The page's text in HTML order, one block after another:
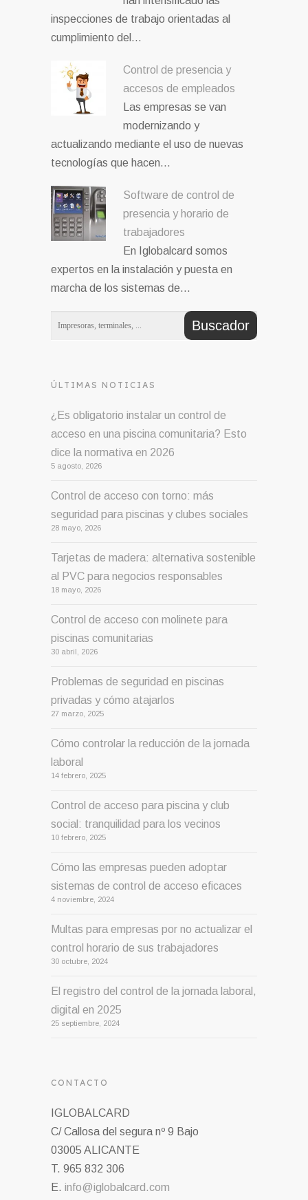
inspecciones de trabajo orientadas al
cumplimiento del…
Control de presencia y
accesos de empleados
Las empresas se van
modernizando y
actualizando mediante el uso de nuevas
tecnologías que hacen…
Software de control de
presencia y horario de
trabajadores
En Iglobalcard somos
expertos en la instalación y puesta en
marcha de los sistemas de…
ÚLTIMAS NOTICIAS
¿Es obligatorio instalar un control de
acceso en una piscina comunitaria? Esto
dice la normativa en 2026
5 agosto, 2026
Control de acceso con torno: más
seguridad para piscinas y clubes sociales
28 mayo, 2026
Tarjetas de madera: alternativa sostenible
al PVC para negocios responsables
18 mayo, 2026
Control de acceso con molinete para
piscinas comunitarias
30 abril, 2026
Problemas de seguridad en piscinas
privadas y cómo atajarlos
27 marzo, 2025
Cómo controlar la reducción de la jornada
laboral
14 febrero, 2025
Control de acceso para piscina y club
social: tranquilidad para los vecinos
10 febrero, 2025
Cómo las empresas pueden adoptar
sistemas de control de acceso eficaces
4 noviembre, 2024
Multas para empresas por no actualizar el
control horario de sus trabajadores
30 octubre, 2024
El registro del control de la jornada laboral,
digital en 2025
25 septiembre, 2024
CONTACTO
IGLOBALCARD
C/ Callosa del segura nº 9 Bajo
03005 ALICANTE
T. 965 832 306
E. info@iglobalcard.com